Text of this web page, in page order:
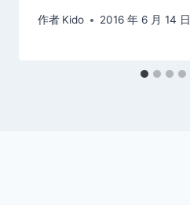
作者 Kido 2016 年 6 月 14 日